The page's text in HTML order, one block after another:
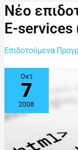
Νέο
E-
Επιδοτούμενα
Οκτ
7
2008
Νέο
επιδοτούμενο
πρόγραμμα:
E-
services
(29/10/2008)